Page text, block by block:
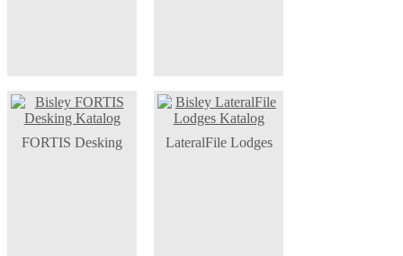
FORTIS Desking LateralFile Lodges